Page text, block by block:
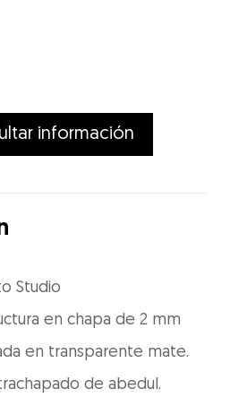
información
Studio
en chapa de 2 mm
en transparente mate.
de abedul.